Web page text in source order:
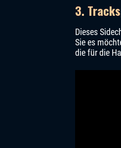
3.
Dieses
Sie es
die für die